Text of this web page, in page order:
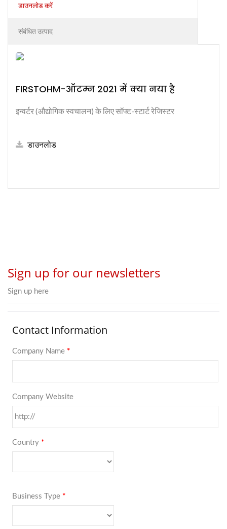
डाउनलोड करें
संबंधित उत्पाद
FIRSTOHM-ऑटम्न 2021 में क्या नया है
इन्वर्टर (औद्योगिक स्वचालन) के लिए सॉफ्ट-स्टार्ट रेजिस्टर
डाउनलोड